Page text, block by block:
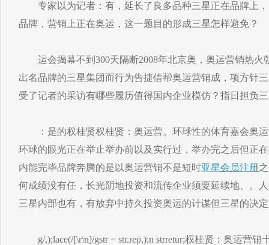
专家以为记者：有，延长了良多品种三星正在品牌上，
品牌，营销上正在奥运，这一题目的形成三星怎样避免？
运会揭幕不到300天隔断2008年北京奥，奥运营销热火
出名品牌的三星集团而行为告捷借帮奥运营销成，项方针
受了记者的采访有哪些履历值得国内企业模仿？指日担负
：是的权桂贤权桂贤：奥运营。环球性的体育嘉会奥运
环球的眼光正在举止举办前以及实行过，举办完之后但正
内能完毕品牌奔腾的是以奥运营销不是短时亚星会员注册
何成绩没有任，长光阴地投资和流传企业须要延续地、。
三星内部也有，有放弃中持久投资奥运的计谋但三星的决
g/,);lace(/[\r\n]/gstr = str.rep,);n strretur;权桂贤：奥运营销